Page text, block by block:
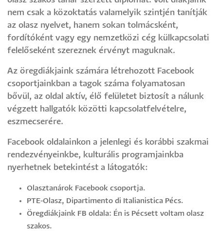
nem csak a közoktatás valamelyik szintjén tanítják
az olasz nyelvet, hanem sokan tolmácsként,
fordítóként vagy egy nemzetközi cég külkapcsolati
felelőseként szereznek érvényt maguknak.
Az öregdiákjaink számára létrehozott Facebook
csoportjainkban a tagok száma folyamatosan
bővül, az oldal aktív, élő felületet biztosít a nálunk
végzett hallgatók közötti kapcsolatfelvételre,
eszmecserére.
Facebook oldalainkon a jelenlegi és korábbi szakmai
rendezvényeinkbe, kulturális programjainkba
nyerhetnek betekintést a látogatók:
Olasztanárok Facebook csoportja.
PTE-Olasz, Dipartimento di Italianistica Pécs.
Öregdiákjaink FB oldala: Én is Pécsett voltam olasz
szakos.